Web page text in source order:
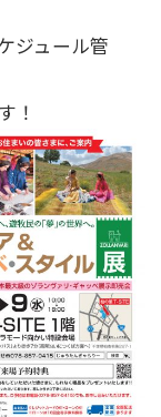
ジュール管
！